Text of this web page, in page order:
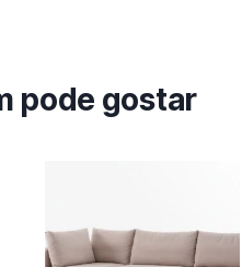
pode gostar